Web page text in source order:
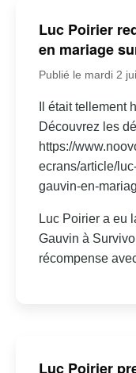
Luc Poirier
en mariage
Publié le mardi 2
Il était tellement
Découvrez les
https://
ecrans/article/
gauvin-en-
Luc Poirier a eu
Gauvin à
récompense
Luc Poirier